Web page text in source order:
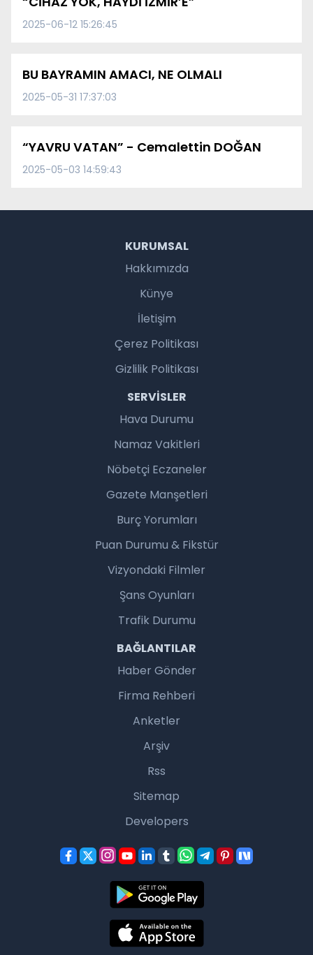
2025-06-12 15:26:45
BU BAYRAMIN AMACI, NE OLMALI
2025-05-31 17:37:03
“YAVRU VATAN” - Cemalettin DOĞAN
2025-05-03 14:59:43
KURUMSAL
Hakkımızda
Künye
İletişim
Çerez Politikası
Gizlilik Politikası
SERVISLER
Hava Durumu
Namaz Vakitleri
Nöbetçi Eczaneler
Gazete Manşetleri
Burç Yorumları
Puan Durumu & Fikstür
Vizyondaki Filmler
Şans Oyunları
Trafik Durumu
BAĞLANTILAR
Haber Gönder
Firma Rehberi
Anketler
Arşiv
Rss
Sitemap
Developers